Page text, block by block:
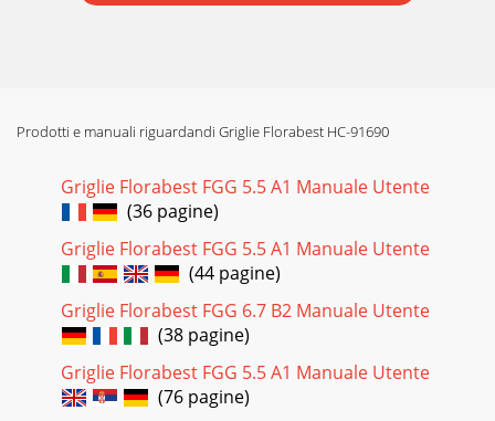
Prodotti e manuali riguardandi Griglie Florabest HC-91690
Griglie Florabest FGG 5.5 A1 Manuale Utente
(36 pagine)
Griglie Florabest FGG 5.5 A1 Manuale Utente
(44 pagine)
Griglie Florabest FGG 6.7 B2 Manuale Utente
(38 pagine)
Griglie Florabest FGG 5.5 A1 Manuale Utente
(76 pagine)